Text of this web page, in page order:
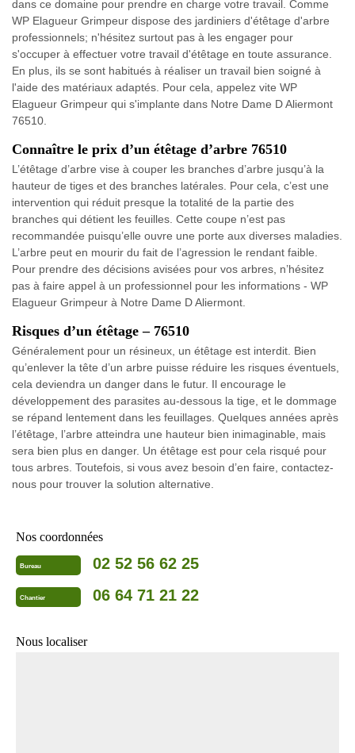
dans ce domaine pour prendre en charge votre travail. Comme
WP Elagueur Grimpeur dispose des jardiniers d'étêtage d'arbre
professionnels; n'hésitez surtout pas à les engager pour
s'occuper à effectuer votre travail d'étêtage en toute assurance.
En plus, ils se sont habitués à réaliser un travail bien soigné à
l'aide des matériaux adaptés. Pour cela, appelez vite WP
Elagueur Grimpeur qui s'implante dans Notre Dame D Aliermont
76510.
Connaître le prix d’un étêtage d’arbre 76510
L’étêtage d’arbre vise à couper les branches d’arbre jusqu’à la
hauteur de tiges et des branches latérales. Pour cela, c’est une
intervention qui réduit presque la totalité de la partie des
branches qui détient les feuilles. Cette coupe n’est pas
recommandée puisqu’elle ouvre une porte aux diverses maladies.
L’arbre peut en mourir du fait de l’agression le rendant faible.
Pour prendre des décisions avisées pour vos arbres, n’hésitez
pas à faire appel à un professionnel pour les informations - WP
Elagueur Grimpeur à Notre Dame D Aliermont.
Risques d’un étêtage – 76510
Généralement pour un résineux, un étêtage est interdit. Bien
qu’enlever la tête d’un arbre puisse réduire les risques éventuels,
cela deviendra un danger dans le futur. Il encourage le
développement des parasites au-dessous la tige, et le dommage
se répand lentement dans les feuillages. Quelques années après
l’étêtage, l’arbre atteindra une hauteur bien inimaginable, mais
sera bien plus en danger. Un étêtage est pour cela risqué pour
tous arbres. Toutefois, si vous avez besoin d’en faire, contactez-
nous pour trouver la solution alternative.
Nos coordonnées
Bureau 02 52 56 62 25
Chantier 06 64 71 21 22
Nous localiser